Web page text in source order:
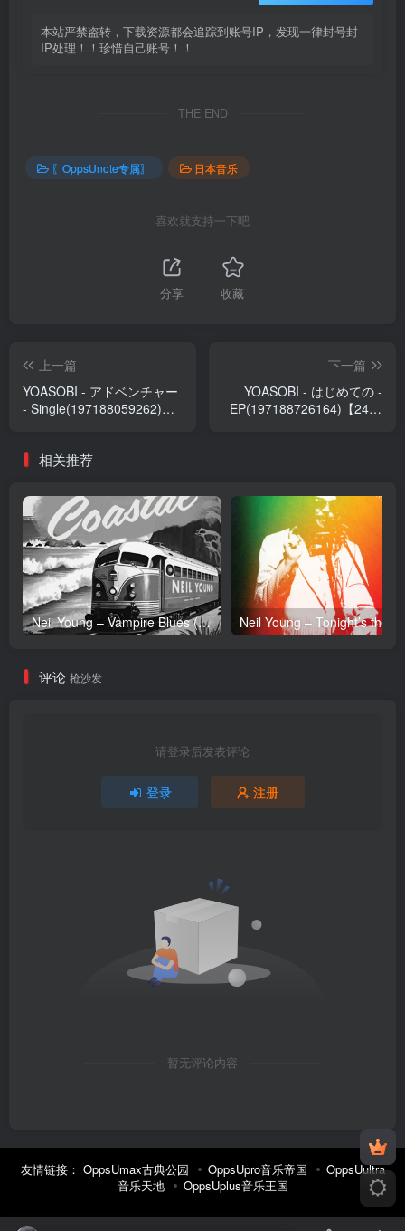
本站严禁盗转，下载资源都会追踪到账号IP，发现一律封号封
IP处理！！珍惜自己账号！！
THE END
〖OppsUnote专属〗 日本音乐
喜欢就支持一下吧
分享 收藏
上一篇
YOASOBI - アドベンチャー
- Single(197188059262)
下一篇
YOASOBI - はじめての -
EP(197188726164)【24bit
相关推荐
Neil Young – Vampire Blues (Live) – Single(054391239303)【24bit／96.0kHz】土耳其区
评论 抢沙发
请登录后发表评论
登录 注册
暂无评论内容
友情链接： OppsUmax古典公园 OppsUpro音乐帝国
OppsUultra
音乐天地
OppsUplus音乐王国